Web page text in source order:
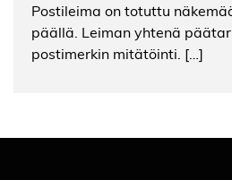
Postileima on totuttu
päällä. Leiman yhtenä
postimerkin mitätöinti. […]